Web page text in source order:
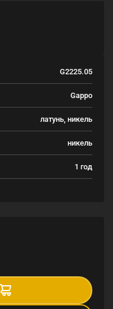
G2225.05
Gappo
латунь, никель
никель
1 год